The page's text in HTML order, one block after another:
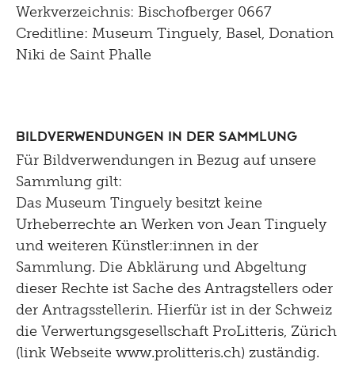
Werkverzeichnis: Bischofberger 0667
Creditline: Museum Tinguely, Basel, Donation
Niki de Saint Phalle
Bildverwendungen in der Sammlung
Für Bildverwendungen in Bezug auf unsere
Sammlung gilt:
Das Museum Tinguely besitzt keine
Urheberrechte an Werken von Jean Tinguely
und weiteren Künstler:innen in der
Sammlung. Die Abklärung und Abgeltung
dieser Rechte ist Sache des Antragstellers oder
der Antragsstellerin. Hierfür ist in der Schweiz
die Verwertungsgesellschaft ProLitteris, Zürich
(link Webseite www.prolitteris.ch) zuständig.